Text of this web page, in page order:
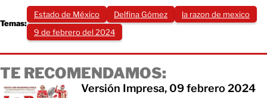
Temas:
Estado de México Delfina Gómez
la razon de mexico
9 de febrero del 2024
TE RECOMENDAMOS:
Versión Impresa, 09 febrero 2024